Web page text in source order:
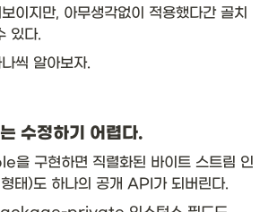
이지만, 아무생각없이 적용했다간 골치
있다.
씩 알아보자.
수정하기 어렵다.
구현하면 직렬화된 바이트 스트림 인
태)도 하나의 공개 API가 되버린다.